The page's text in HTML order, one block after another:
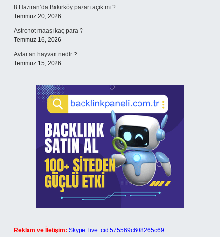
8 Haziran’da Bakırköy pazarı açık mı ?
Temmuz 20, 2026
Astronot maaşı kaç para ?
Temmuz 16, 2026
Avlanan hayvan nedir ?
Temmuz 15, 2026
Reklam ve İletişim: Skype: live:.cid.575569c608265c69